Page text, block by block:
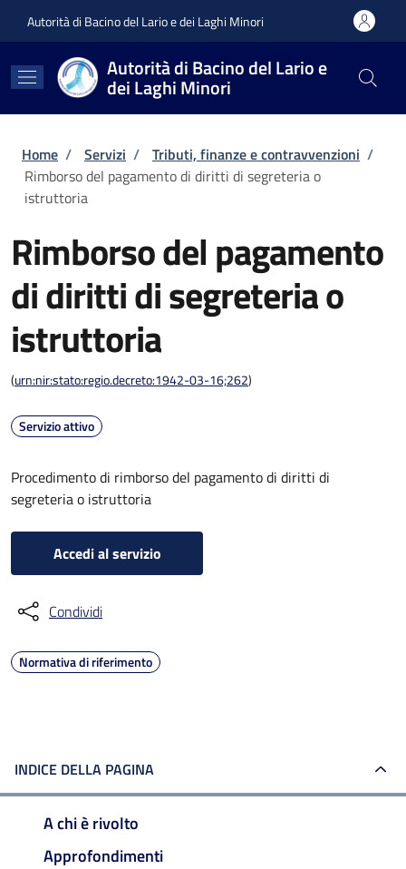
Autorità di Bacino del Lario e dei Laghi Minori
Autorità di Bacino del Lario e
dei Laghi Minori
Briciole di pane
Home / Servizi / Tributi, finanze e contravvenzioni /
Rimborso del pagamento di diritti di segreteria o
istruttoria
Rimborso del pagamento
di diritti di segreteria o
istruttoria
(urn:nir:stato:regio.decreto:1942-03-16;262)
Servizio attivo
Procedimento di rimborso del pagamento di diritti di
segreteria o istruttoria
Accedi al servizio
Condividi
Normativa di riferimento
INDICE DELLA PAGINA
A chi è rivolto
Approfondimenti